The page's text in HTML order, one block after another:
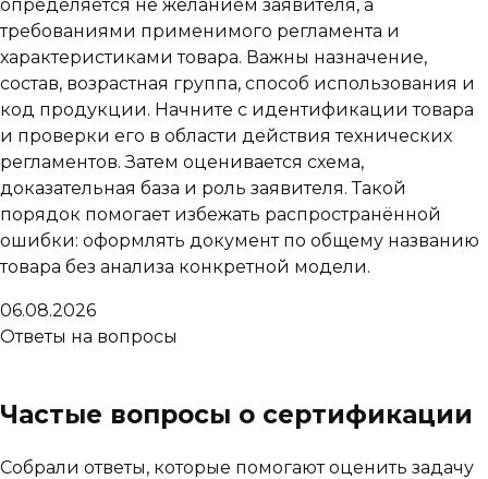
определяется не желанием заявителя, а
требованиями применимого регламента и
характеристиками товара. Важны назначение,
состав, возрастная группа, способ использования и
код продукции. Начните с идентификации товара
и проверки его в области действия технических
регламентов. Затем оценивается схема,
доказательная база и роль заявителя. Такой
порядок помогает избежать распространённой
ошибки: оформлять документ по общему названию
товара без анализа конкретной модели.
06.08.2026
Ответы на вопросы
Частые вопросы о сертификации
Собрали ответы, которые помогают оценить задачу